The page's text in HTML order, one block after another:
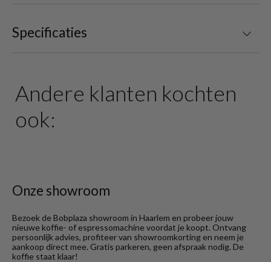
Specificaties
Andere klanten kochten
ook:
Onze showroom
Bezoek de Bobplaza showroom in Haarlem en probeer jouw
nieuwe koffie- of espressomachine voordat je koopt. Ontvang
persoonlijk advies, profiteer van showroomkorting en neem je
aankoop direct mee. Gratis parkeren, geen afspraak nodig. De
koffie staat klaar!